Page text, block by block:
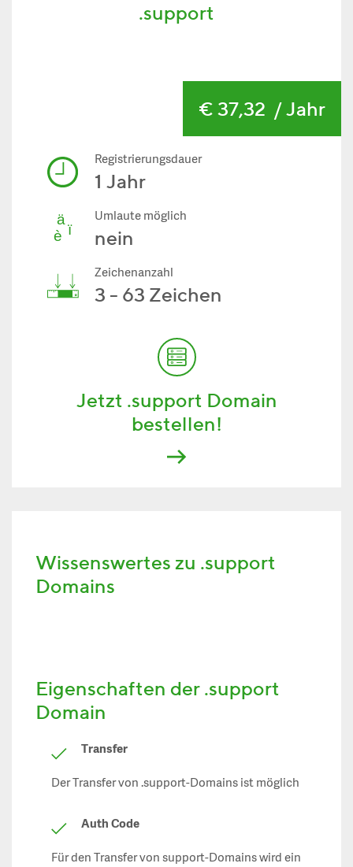
.support
€ 37,32 / Jahr
Registrierungsdauer
1 Jahr
Umlaute möglich
nein
Zeichenanzahl
3 - 63 Zeichen
Jetzt .support Domain
bestellen!
Wissenswertes zu .support
Domains
Eigenschaften der .support
Domain
Transfer
Der Transfer von .support-Domains ist möglich
Auth Code
Für den Transfer von support-Domains wird ein